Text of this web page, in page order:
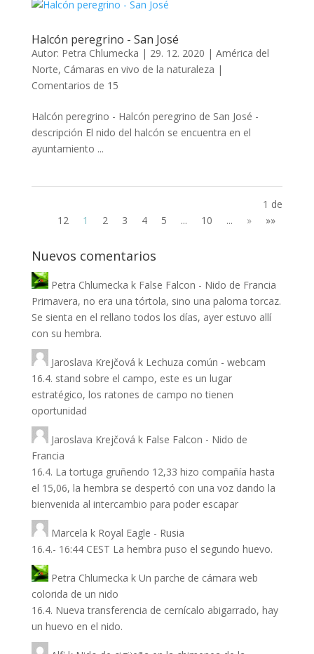
Halcón peregrino - San José
Autor: Petra Chlumecka | 29. 12. 2020 | América del
Norte, Cámaras en vivo de la naturaleza |
Comentarios de 15
Halcón peregrino - Halcón peregrino de San José -
descripción El nido del halcón se encuentra en el
ayuntamiento ...
1 de
12
1 2 3 4 5 ... 10 ... » »»
Nuevos comentarios
Petra Chlumecka k False Falcon - Nido de Francia
Primavera, no era una tórtola, sino una paloma torcaz.
Se sienta en el rellano todos los días, ayer estuvo allí
con su hembra.
Jaroslava Krejčová k Lechuza común - webcam
16.4. stand sobre el campo, este es un lugar
estratégico, los ratones de campo no tienen
oportunidad
Jaroslava Krejčová k False Falcon - Nido de
Francia
16.4. La tortuga gruñendo 12,33 hizo compañía hasta
el 15,06, la hembra se despertó con una voz dando la
bienvenida al intercambio para poder escapar
Marcela k Royal Eagle - Rusia
16.4.- 16:44 CEST La hembra puso el segundo huevo.
Petra Chlumecka k Un parche de cámara web
colorida de un nido
16.4. Nueva transferencia de cernícalo abigarrado, hay
un huevo en el nido.